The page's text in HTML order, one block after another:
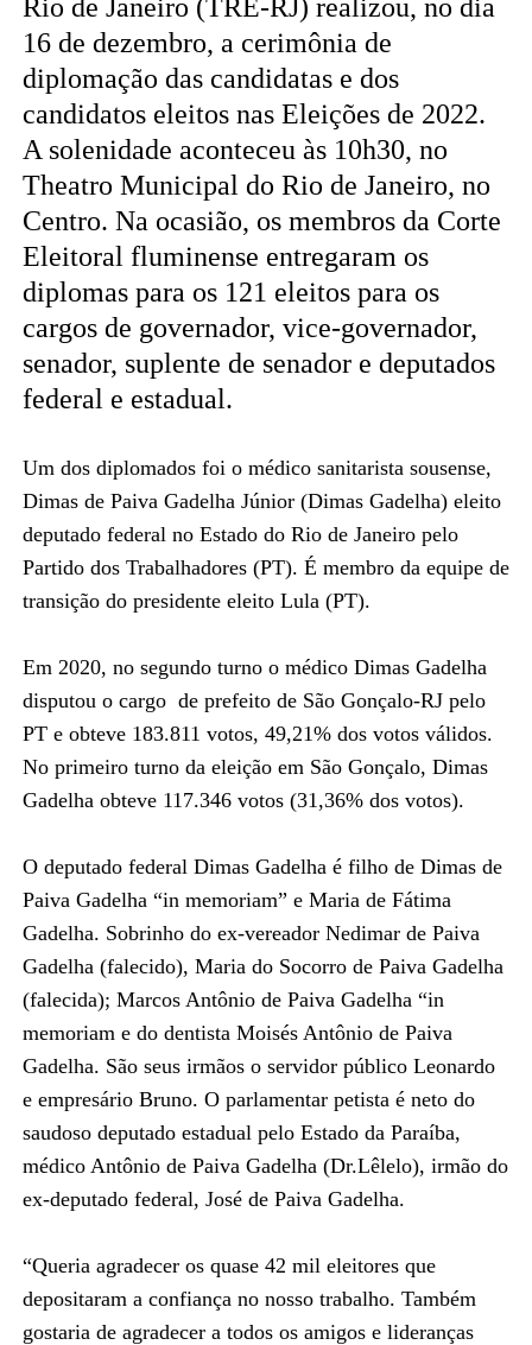
Rio de Janeiro (TRE-RJ) realizou, no dia
16 de dezembro, a cerimônia de
diplomação das candidatas e dos
candidatos eleitos nas Eleições de 2022.
A solenidade aconteceu às 10h30, no
Theatro Municipal do Rio de Janeiro, no
Centro. Na ocasião, os membros da Corte
Eleitoral fluminense entregaram os
diplomas para os 121 eleitos para os
cargos de governador, vice-governador,
senador, suplente de senador e deputados
federal e estadual.
Um dos diplomados foi o médico sanitarista sousense,
Dimas de Paiva Gadelha Júnior (Dimas Gadelha) eleito
deputado federal no Estado do Rio de Janeiro pelo
Partido dos Trabalhadores (PT). É membro da equipe de
transição do presidente eleito Lula (PT).
Em 2020, no segundo turno o médico Dimas Gadelha
disputou o cargo de prefeito de São Gonçalo-RJ pelo
PT e obteve 183.811 votos, 49,21% dos votos válidos.
No primeiro turno da eleição em São Gonçalo, Dimas
Gadelha obteve 117.346 votos (31,36% dos votos).
O deputado federal Dimas Gadelha é filho de Dimas de
Paiva Gadelha “in memoriam” e Maria de Fátima
Gadelha. Sobrinho do ex-vereador Nedimar de Paiva
Gadelha (falecido), Maria do Socorro de Paiva Gadelha
(falecida); Marcos Antônio de Paiva Gadelha “in
memoriam e do dentista Moisés Antônio de Paiva
Gadelha. São seus irmãos o servidor público Leonardo
e empresário Bruno. O parlamentar petista é neto do
saudoso deputado estadual pelo Estado da Paraíba,
médico Antônio de Paiva Gadelha (Dr.Lêlelo), irmão do
ex-deputado federal, José de Paiva Gadelha.
“Queria agradecer os quase 42 mil eleitores que
depositaram a confiança no nosso trabalho. Também
gostaria de agradecer a todos os amigos e lideranças